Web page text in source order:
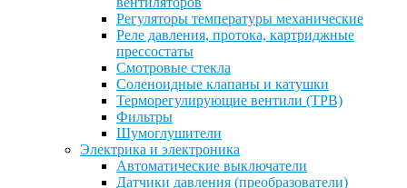
Регуляторы температуры механические
Реле давления, протока, картриджные
прессостаты
Смотровые стекла
Соленоидные клапаны и катушки
Терморегулирующие вентили (ТРВ)
Фильтры
Шумоглушители
Электрика и электроника
Автоматические выключатели
Датчики давления (преобразователи)